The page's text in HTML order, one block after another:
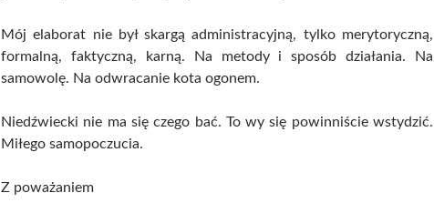
Mój elaborat nie był skargą administracyjną, tylko merytoryczną,
formalną, faktyczną, karną. Na metody i sposób działania. Na
samowolę. Na odwracanie kota ogonem.
Niedźwiecki nie ma się czego bać. To wy się powinniście wstydzić.
Miłego samopoczucia.
Z poważaniem